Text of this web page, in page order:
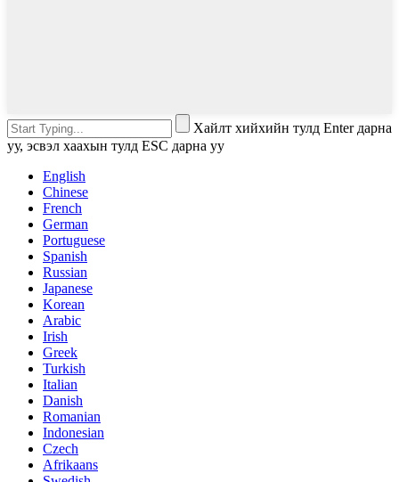
Хайлт хийхийн тулд Enter дарна
уу, эсвэл хаахын тулд ESC дарна уу
English
Chinese
French
German
Portuguese
Spanish
Russian
Japanese
Korean
Arabic
Irish
Greek
Turkish
Italian
Danish
Romanian
Indonesian
Czech
Afrikaans